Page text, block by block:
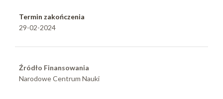
Termin zakończenia
29-02-2024
Źródło Finansowania
Narodowe Centrum Nauki